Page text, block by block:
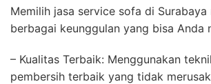
Memilih jasa service sofa di Surabaya
berbagai keunggulan yang bisa Anda
– Kualitas Terbaik: Menggunakan
pembersih terbaik yang tidak